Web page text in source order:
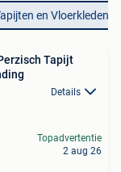
en Vloerkleden
Tapijt
Details
Topadvertentie
2 aug 26